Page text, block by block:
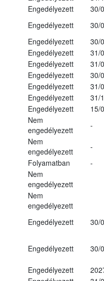
Engedélyezett
30/
Engedélyezett
30/
Engedélyezett
30/
Engedélyezett
31/
Engedélyezett
31/
Engedélyezett
30/
Engedélyezett
31/
Engedélyezett
31/
Engedélyezett
15/
Nem
engedélyezett
-
Nem
engedélyezett
-
Folyamatban
-
Nem
engedélyezett
Nem
engedélyezett
Engedélyezett
30/
Engedélyezett 30/
Engedélyezett